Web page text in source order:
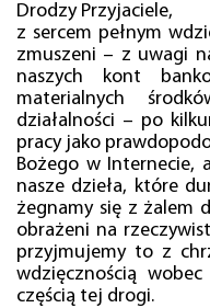
Drodzy Przyjaciele,
z sercem pełnym
zmuszeni – z uwagi
naszych kont
materialnych
działalności – po
pracy jako
Bożego w Internecie,
nasze dzieła, które
żegnamy się z żalem
obrażeni na
przyjmujemy to z
wdzięcznością
częścią tej drogi.